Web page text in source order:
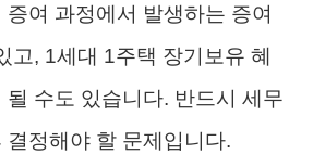
여 과정에서 발생하는 증여
고, 1세대 1주택 장기보유 혜
될 수도 있습니다. 반드시 세무
결정해야 할 문제입니다.